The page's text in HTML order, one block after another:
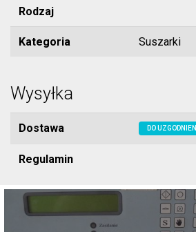
Rodzaj
Kategoria Suszarki
Wysyłka
Dostawa DO
Regulamin